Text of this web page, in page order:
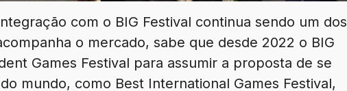
com o BIG Festival continua sendo um dos
o mercado, sabe que desde 2022 o BIG
Games Festival para assumir a proposta de se
mundo, como Best International Games Festival,